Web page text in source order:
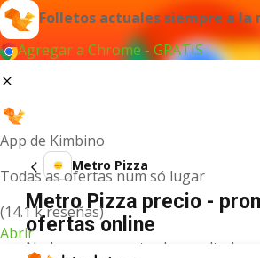
Folletos actuales siempre a la
Agregar a Chrome - GRATIS
App de Kimbino
Todas as ofertas num só lugar
(14.1 k reseñas)
Abrir
Metro Pizza
Metro Pizza precio -
ofertas online
No hemos encontrado resultados